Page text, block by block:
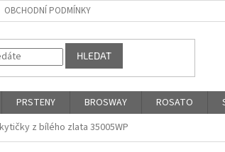
OBCHODNÍ PODMÍNKY
HLEDAT
PRSTENY BROSWAY ROSATO
z bílého zlata 35005WP